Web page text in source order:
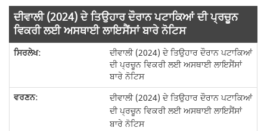
ਦੀਵਾਲੀ (2024) ਦੇ ਤਿਉਹਾਰ ਦੌਰਾਨ ਪਟਾਕਿਆਂ ਦੀ ਪ੍ਰਚੂਨ
ਵਿਕਰੀ ਲਈ ਅਸਥਾਈ ਲਾਇਸੈਂਸਾਂ ਬਾਰੇ ਨੋਟਿਸ
ਦੀਵਾਲੀ (2024) ਦੇ ਤਿਉਹਾਰ ਦੌਰਾਨ ਪਟਾਕਿਆਂ
ਦੀ ਪ੍ਰਚੂਨ ਵਿਕਰੀ ਲਈ ਅਸਥਾਈ ਲਾਇਸੈਂਸਾਂ
ਬਾਰੇ ਨੋਟਿਸ
ਦੀਵਾਲੀ (2024) ਦੇ ਤਿਉਹਾਰ ਦੌਰਾਨ ਪਟਾਕਿਆਂ
ਦੀ ਪ੍ਰਚੂਨ ਵਿਕਰੀ ਲਈ ਅਸਥਾਈ ਲਾਇਸੈਂਸਾਂ
ਬਾਰੇ ਨੋਟਿਸ